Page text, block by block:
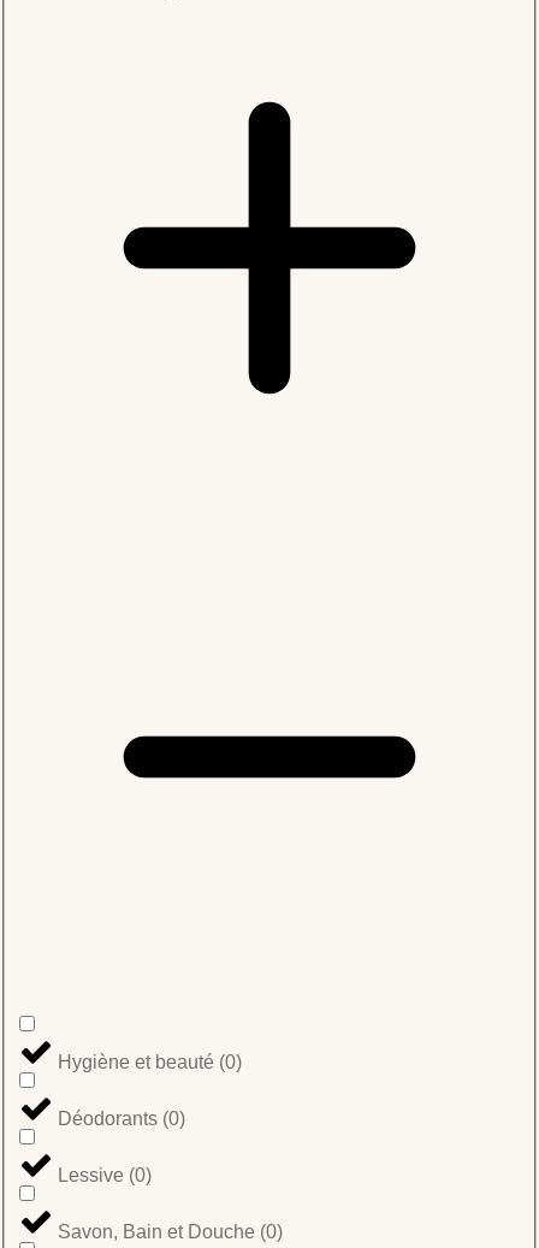
Hygiène et beauté (0)
Déodorants (0)
Lessive (0)
Savon, Bain et Douche (0)